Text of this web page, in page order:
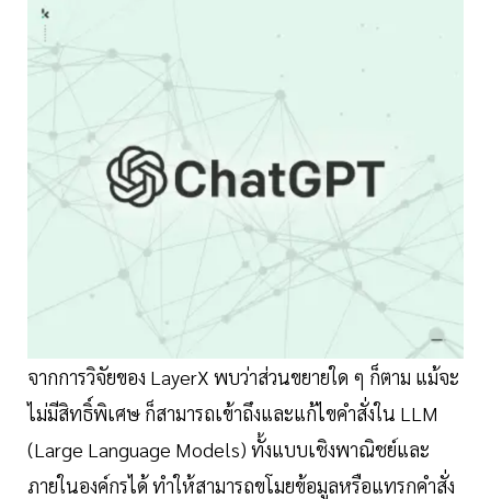
จากการวิจัยของ LayerX พบว่าส่วนขยายใด ๆ ก็ตาม แม้จะ
ไม่มีสิทธิ์พิเศษ ก็สามารถเข้าถึงและแก้ไขคำสั่งใน LLM
(Large Language Models) ทั้งแบบเชิงพาณิชย์และ
ภายในองค์กรได้ ทำให้สามารถขโมยข้อมูลหรือแทรกคำสั่ง